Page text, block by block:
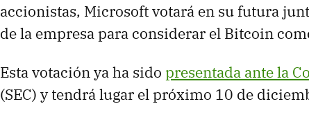
accionistas, Microsoft votará en su futura
de la empresa para considerar el Bitcoin
Esta votación ya ha sido presentada ante la
(SEC) y tendrá lugar el próximo 10 de